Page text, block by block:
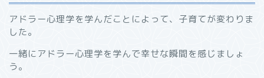
アドラー心理学を学んだことによって、子育てが変わりま
した。
一緒にアドラー心理学を学んで幸せな瞬間を感じましょ
う。